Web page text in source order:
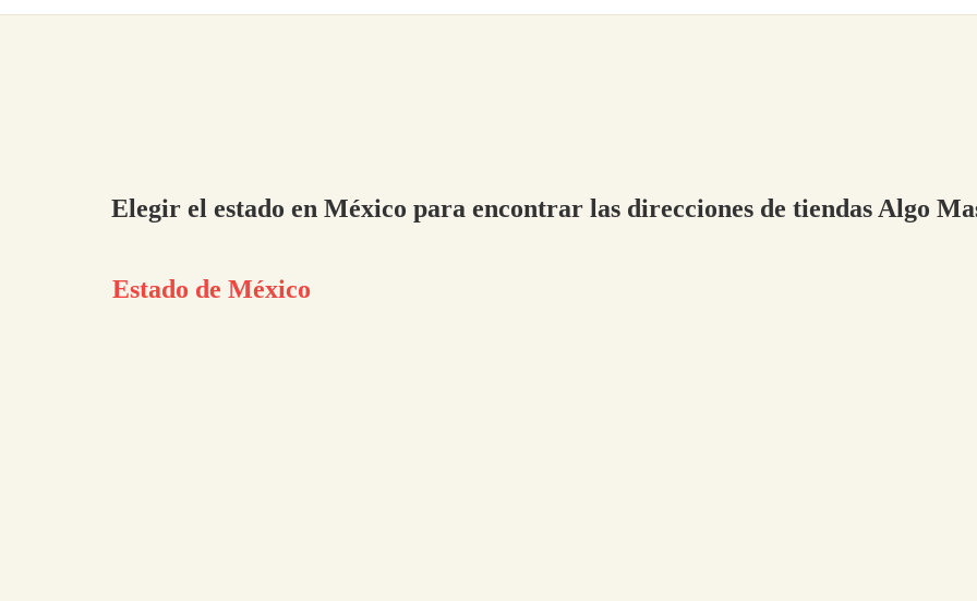
Elegir el estado en México para encontrar las direcciones de tiendas Algo
Estado de México